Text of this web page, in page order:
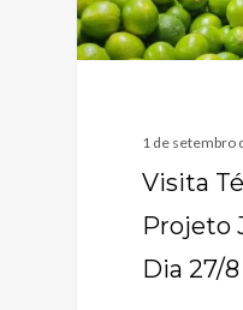
1 de setembro
Visita
Projeto
Dia 27/8